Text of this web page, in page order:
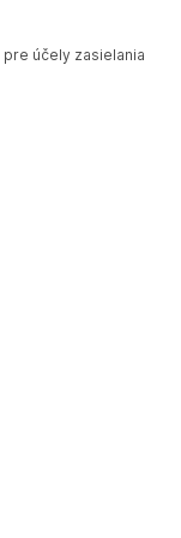
pre účely zasielania